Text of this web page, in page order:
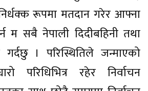
रूपमा मतदान गरेर आफ्ना
म सबै नेपाली दिदीबहिनी तथा
। परिस्थितिले जन्माएको
परिधिभित्र रहेर निर्वाचन